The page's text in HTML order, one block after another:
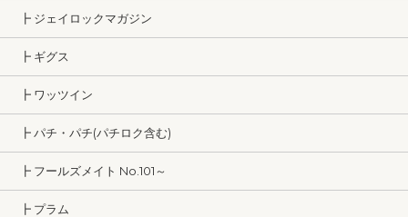
┣ ジェイロックマガジン
┣ ギグス
┣ ワッツイン
┣ パチ・パチ(パチロク含む)
┣ フールズメイト No.101～
┣ プラム